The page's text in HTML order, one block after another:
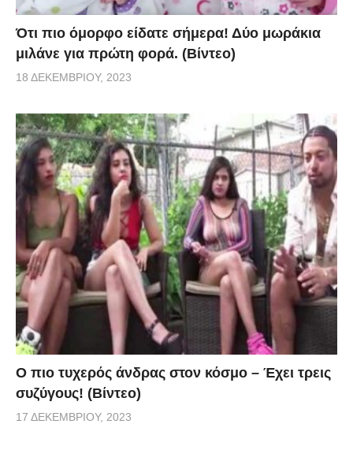
Ότι πιο όμορφο είδατε σήμερα! Δύο μωράκια
μιλάνε για πρώτη φορά. (Βίντεο)
18 ΔΕΚΕΜΒΡΊΟΥ, 2023
Ο πιο τυχερός άνδρας στον κόσμο – Έχει τρεις
συζύγους! (Βίντεο)
17 ΔΕΚΕΜΒΡΊΟΥ, 2023